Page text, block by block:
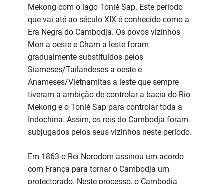
Mekong com o lago Tonlé Sap. Este período
que vai até ao século XIX é conhecido como a
Era Negra do Cambodja. Os povos vizinhos
Mon a oeste e Cham a leste foram
gradualmente substituídos pelos
Siameses/Tailandeses a oeste e
Anameses/Vietnamitas a leste que sempre
tiveram a ambição de controlar a bacia do Rio
Mekong e o Tonlé Sap para controlar toda a
Indochina. Assim, os reis do Cambodja foram
subjugados pelos seus vizinhos neste período.
Em 1863 o Rei Norodom assinou um acordo
com França para tornar o Cambodja um
protectorado. Neste processo, o Cambodja